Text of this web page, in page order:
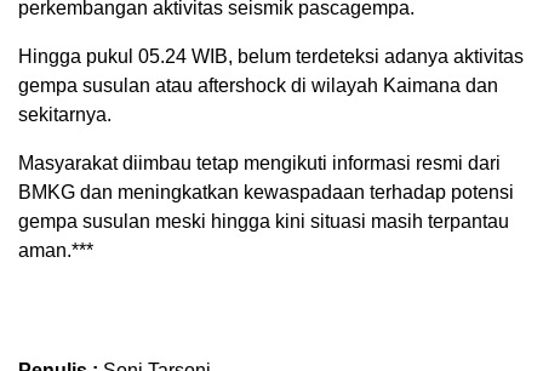
perkembangan aktivitas seismik pascagempa.
Hingga pukul 05.24 WIB, belum terdeteksi adanya aktivitas
gempa susulan atau aftershock di wilayah Kaimana dan
sekitarnya.
Masyarakat diimbau tetap mengikuti informasi resmi dari
BMKG dan meningkatkan kewaspadaan terhadap potensi
gempa susulan meski hingga kini situasi masih terpantau
aman.***